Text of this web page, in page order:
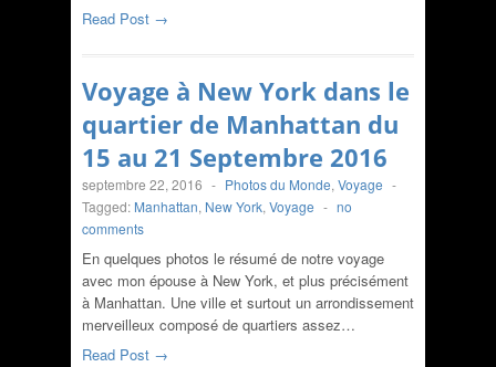
Read Post →
Voyage à New York dans le
quartier de Manhattan du
15 au 21 Septembre 2016
septembre 22, 2016 - Photos du Monde, Voyage -
Tagged: Manhattan, New York, Voyage - no
comments
En quelques photos le résumé de notre voyage
avec mon épouse à New York, et plus précisément
à Manhattan. Une ville et surtout un arrondissement
merveilleux composé de quartiers assez…
Read Post →